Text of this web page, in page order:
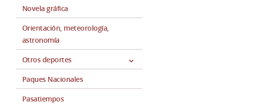
Novela gráfica
Orientación, meteorología,
astronomía
Otros deportes
Paques Nacionales
Pasatiempos